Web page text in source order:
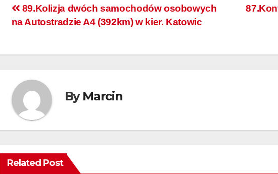
89.Kolizja dwóch samochodów osobowych
na Autostradzie A4 (392km) w kier. Katowic
By Marcin
Related Post